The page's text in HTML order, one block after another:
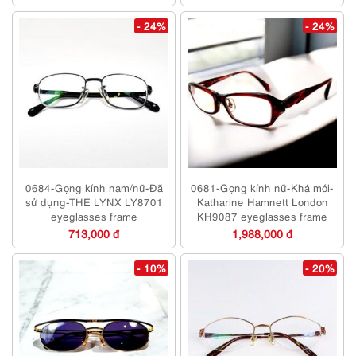
- 24%
0684-Gọng kính nam/nữ-Đã
sử dụng-THE LYNX LY8701
eyeglasses frame
713,000 đ
- 24%
0681-Gọng kính nữ-Khá mới-
Katharine Hamnett London
KH9087 eyeglasses frame
1,988,000 đ
- 10% - 20%